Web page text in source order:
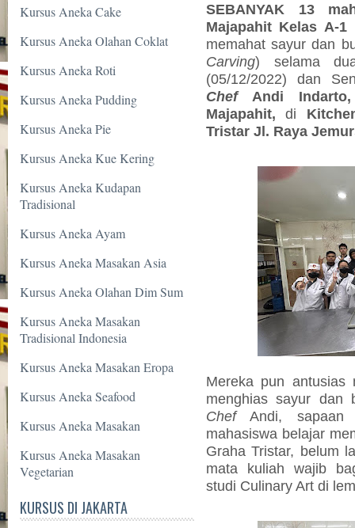
Kursus Aneka Cake
Kursus Aneka Olahan Coklat
Kursus Aneka Roti
Kursus Aneka Pudding
Kursus Aneka Pie
Kursus Aneka Kue Kering
Kursus Aneka Kudapan
Tradisional
Kursus Aneka Ayam
Kursus Aneka Masakan Asia
Kursus Aneka Olahan Dim Sum
Kursus Aneka Masakan
Tradisional Indonesia
Kursus Aneka Masakan Eropa
Kursus Aneka Seafood
Kursus Aneka Masakan
Kursus Aneka Masakan
Vegetarian
KURSUS DI JAKARTA
SEBANYAK 13
Majapahit Kelas A-1
memahat sayur dan
Carving) selama
(05/12/2022) dan
ChefAndi Indarto,
Majapahit, di
Tristar Jl. Raya
Mereka pun antusias
menghias sayur dan
ChefAndi, sapaan
mahasiswa belajar
Graha Tristar, belum
mata kuliah wajib
studi Culinary Art di